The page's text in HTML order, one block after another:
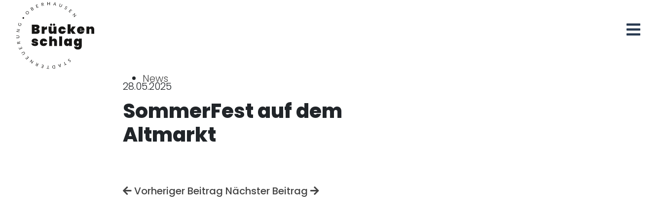
28.05.2025
News
SommerFest auf dem
Altmarkt
Vorheriger Beitrag Nächster Beitrag